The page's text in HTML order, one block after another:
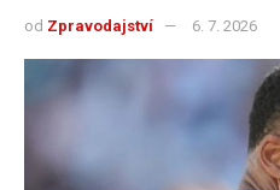
od Zpravodajství 6. 7. 2026